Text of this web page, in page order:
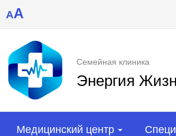
AA
Семейная клиника
Энергия
Медицинский центр